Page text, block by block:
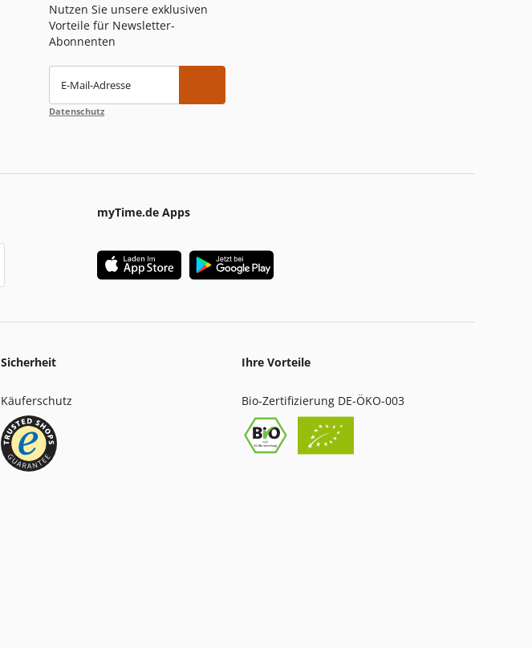
Nutzen Sie unsere exklusiven
Vorteile für Newsletter-
Abonnenten
E-Mail-Adresse
Datenschutz
myTime.de Apps
Sicherheit
Käuferschutz
Ihre Vorteile
Bio-Zertifizierung DE-ÖKO-003